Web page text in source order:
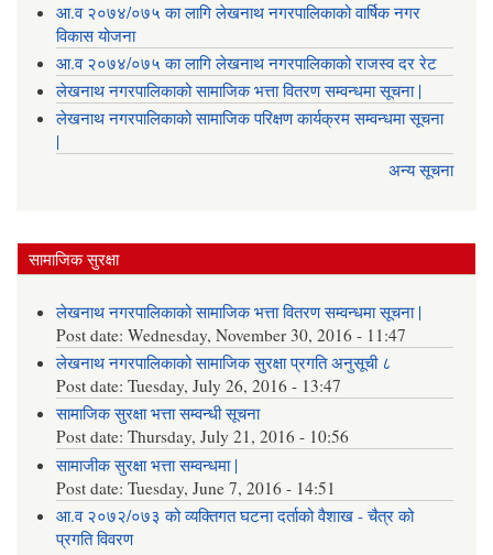
आ.व २०७४/०७५ का लागि लेखनाथ नगरपालिकाको वार्षिक नगर
विकास योजना
आ.व २०७४/०७५ का लागि लेखनाथ नगरपालिकाको राजस्व दर रेट
लेखनाथ नगरपालिकाको सामाजिक भत्ता वितरण सम्वन्धमा सूचना |
लेखनाथ नगरपालिकाको सामाजिक परिक्षण कार्यक्रम सम्वन्धमा सूचना
|
अन्य सूचना
सामाजिक सुरक्षा
लेखनाथ नगरपालिकाको सामाजिक भत्ता वितरण सम्वन्धमा सूचना |
Post date:Wednesday, November 30, 2016 - 11:47
लेखनाथ नगरपालिकाको सामाजिक सुरक्षा प्रगति अनुसूची ८
Post date:Tuesday, July 26, 2016 - 13:47
सामाजिक सुरक्षा भत्ता सम्वन्धी सूचना
Post date:Thursday, July 21, 2016 - 10:56
सामाजीक सुरक्षा भत्ता सम्वन्धमा |
Post date:Tuesday, June 7, 2016 - 14:51
आ.व २०७२/०७३ को व्यक्तिगत घटना दर्ताको वैशाख - चैत्र को
प्रगति विवरण